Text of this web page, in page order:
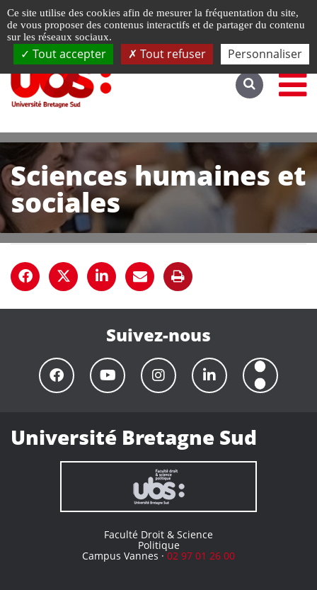
Accéder au site complet
Sciences humaines et
sociales
Suivez-nous
Université Bretagne Sud
Faculté Droit & Science
Politique
Campus Vannes ·02 97 01 26 00
Ce site utilise des cookies afin de mesurer la fréquentation du site,
de vous proposer des contenus interactifs et de partager du contenu
sur les réseaux sociaux.
Tout accepter Tout refuser Personnaliser